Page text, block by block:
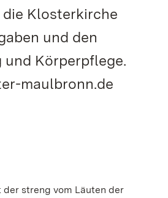
die Klosterkirche
und den
Körperpflege.
maulbronn.de
der streng vom Läuten der